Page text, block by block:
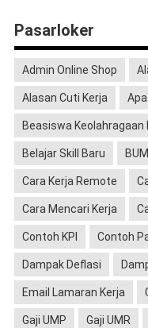
Pasarloker
Admin Online Shop
Alasan Cuti Kerja Apa
Beasiswa Keolahragaan
Belajar Skill Baru
Cara Kerja Remote
Cara Mencari Kerja
Contoh KPI Contoh
Dampak Deflasi
Email Lamaran Kerja
Gaji UMP Gaji UMR